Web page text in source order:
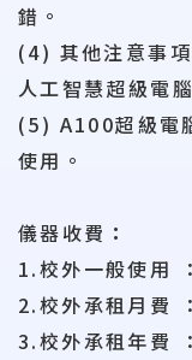
錯。
(4) 其他注意事
人工智慧超級電
(5) A100超級電
使用。
儀器收費 ：
1.校外一般使用
2.校外承租月費
3.校外承租年費